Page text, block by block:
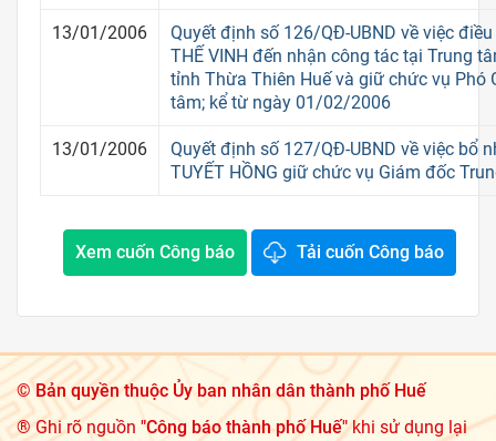
13/01/2006
Quyết định số 126/QĐ-UBND về việc
THẾ VINH đến nhận công tác tại Trung
tỉnh Thừa Thiên Huế và giữ chức vụ Phó
tâm; kể từ ngày 01/02/2006
13/01/2006
Quyết định số 127/QĐ-UBND về việc bổ
TUYẾT HỒNG giữ chức vụ Giám đốc
Xem cuốn Công báo Tải cuốn Công báo
©Bản quyền thuộc Ủy ban nhân dân thành phố Huế
® Ghi rõ nguồn "Công báo thành phố Huế"khi sử dụng lại